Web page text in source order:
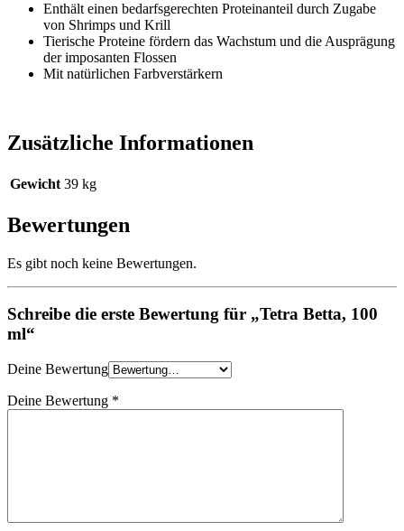
Enthält einen bedarfsgerechten Proteinanteil durch Zugabe
von Shrimps und Krill
Tierische Proteine fördern das Wachstum und die Ausprägung
der imposanten Flossen
Mit natürlichen Farbverstärkern
Zusätzliche Informationen
Gewicht 39 kg
Bewertungen
Es gibt noch keine Bewertungen.
Schreibe die erste Bewertung für „Tetra Betta, 100
ml“
Deine Bewertung
Deine Bewertung *